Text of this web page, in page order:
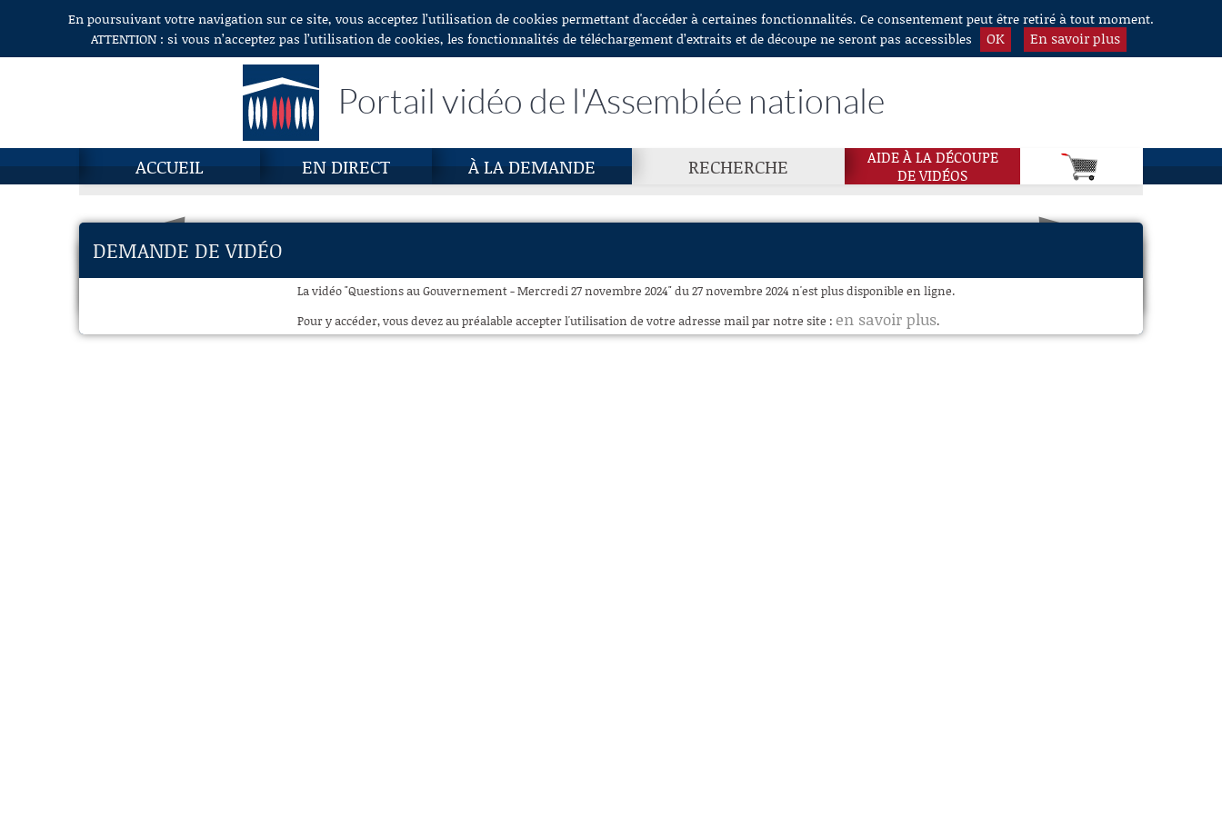
Aller au contenuEn poursuivant votre navigation sur ce site, vous acceptez l’utilisation de cookies permettant d'accéder à certaines fonctionnalités. Ce consentement peut être retiré à tout moment.
ATTENTION : si vous n’acceptez pas l’utilisation de cookies, les fonctionnalités de téléchargement d’extraits et de découpe ne seront pas accessibles
OK En savoir plus
Portail vidéo de l'Assemblée nationale
ACCUEIL EN DIRECT À LA DEMANDE RECHERCHE
AIDE À LA DÉCOUPE
DE VIDÉOS
DEMANDE DE VIDÉO
La vidéo "Questions au Gouvernement - Mercredi 27 novembre 2024" du 27 novembre 2024 n'est plus disponible en ligne.
Pour y accéder, vous devez au préalable accepter l'utilisation de votre adresse mail par notre site : en savoir plus.